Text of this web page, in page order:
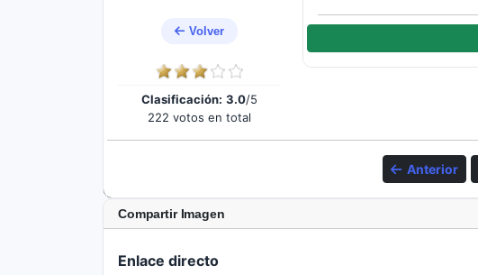
Volver
Clasificación: 3.0/5
222 votos en total
Anterior
Compartir Imagen
Enlace directo